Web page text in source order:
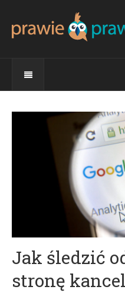
Jak śledzić
stronę